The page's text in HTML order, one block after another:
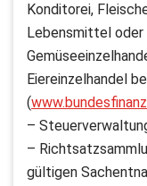
Konditorei,
Lebensmittel oder
Eiereinzelhandel
(
–
–
gültigen